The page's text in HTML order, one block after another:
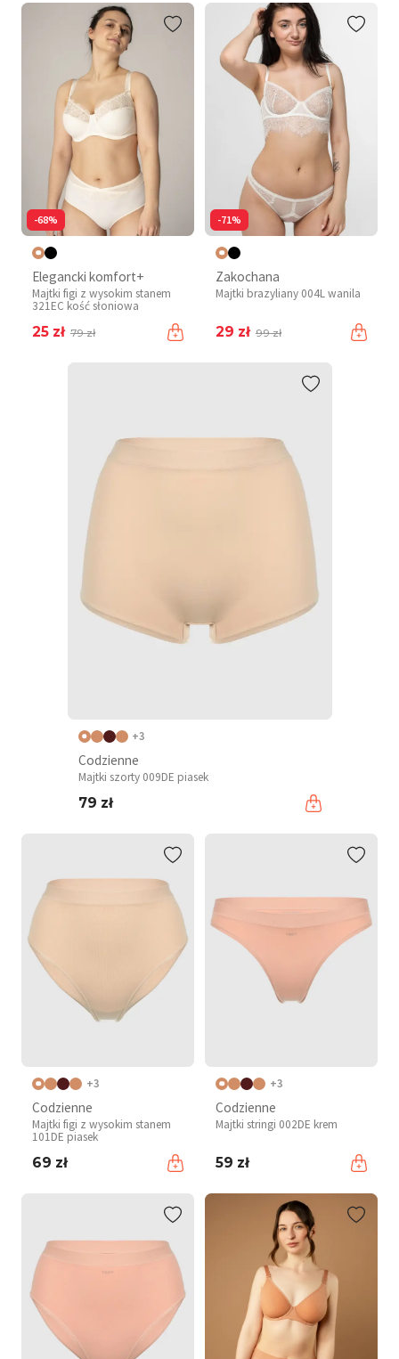
-68%
Elegancki komfort+
Majtki figi z wysokim stanem
321EC kość słoniowa
25 zł 79 zł
-71%
Zakochana
Majtki brazyliany 004L wanila
29 zł 99 zł
+3
Codzienne
Majtki szorty 009DE piasek
79 zł
+3
Codzienne
Majtki figi z wysokim stanem
101DE piasek
69 zł
+3
Codzienne
Majtki stringi 002DE krem
59 zł